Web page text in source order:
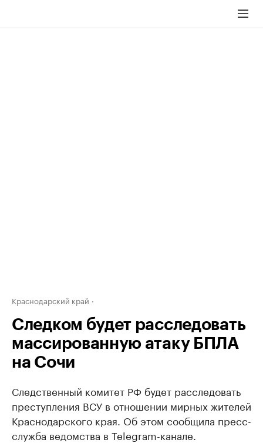
Краснодарский край
Следком будет расследовать
массированную атаку БПЛА
на Сочи
Следственный комитет РФ будет расследовать
преступления ВСУ в отношении мирных жителей
Краснодарского края. Об этом сообщила пресс-
служба ведомства в Telegram-канале.